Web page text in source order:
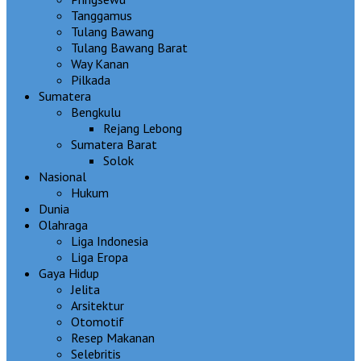
Tanggamus
Tulang Bawang
Tulang Bawang Barat
Way Kanan
Pilkada
Sumatera
Bengkulu
Rejang Lebong
Sumatera Barat
Solok
Nasional
Hukum
Dunia
Olahraga
Liga Indonesia
Liga Eropa
Gaya Hidup
Jelita
Arsitektur
Otomotif
Resep Makanan
Selebritis